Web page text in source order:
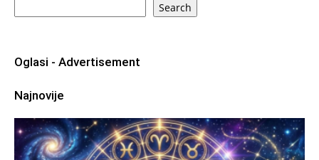
Search
Oglasi - Advertisement
Najnovije